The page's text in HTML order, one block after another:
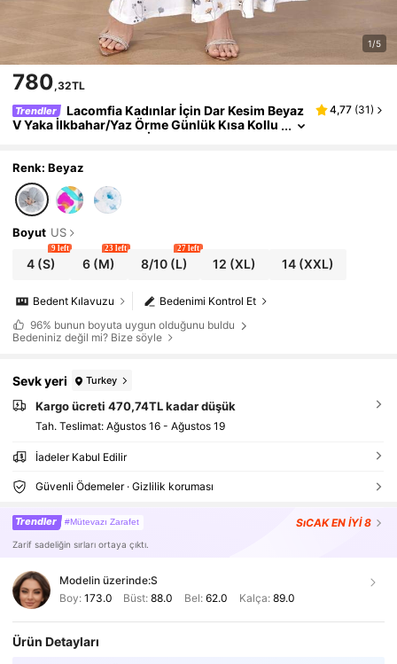
1/5
780,32TL
Trendler
Lacomfia Kadınlar İçin Dar Kesim Beyaz
V Yaka İlkbahar/Yaz Örme Günlük Kısa Kollu
Elbise, Dış Giyim veya İçlik Olarak Giyilebilir,
dınların Günlük Giyimi, Randevular, Günlük Giyi
m, Partiler, Tatiller, Sevgililer Günü İçin Uygun
4,77 (31)
Renk: Beyaz
Boyut US
4 (S)
9 left
6 (M)
23 left
8/10(L)
27 left
12 (XL) 14 (XXL)
Bedenimi Kontrol Et
Bedent Kılavuzu
96% bunun boyuta uygun olduğunu buldu
Bedeniniz değil mi? Bize söyle
Sevk yeri Turkey
Kargo ücreti 470,74TL kadar düşük
Tah. Teslimat: Ağustos 16 - Ağustos 19
İadeler Kabul Edilir
Güvenli Ödemeler · Gizlilik koruması
Trendler #Mütevazı Zarafet SıCAKEN İYİ 8
Zarif sadeliğin sırları ortaya çıktı.
Modelin üzerinde:S
Boy: 173.0 Büst:88.0 Bel: 62.0 Kalça: 89.0
Ürün Detayları